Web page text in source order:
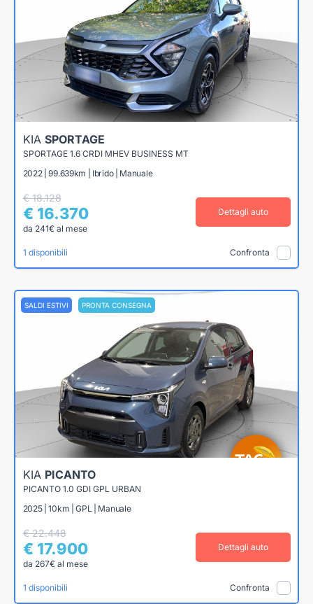
KIA SPORTAGE
SPORTAGE 1.6 CRDI MHEV BUSINESS MT
2022 | 99.639km | Ibrido | Manuale
€ 18.128
€ 16.370
da 241€ al mese
Dettagli auto
1 disponibili Confronta
SALDI ESTIVI PRONTA CONSEGNA
KIA PICANTO
PICANTO 1.0 GDI GPL URBAN
2025 | 10km | GPL | Manuale
€ 22.448
€ 17.900
da 267€ al mese
Dettagli auto
1 disponibili Confronta